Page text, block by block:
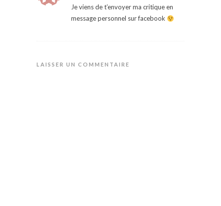
Je viens de t’envoyer ma critique en
message personnel sur facebook
LAISSER UN COMMENTAIRE